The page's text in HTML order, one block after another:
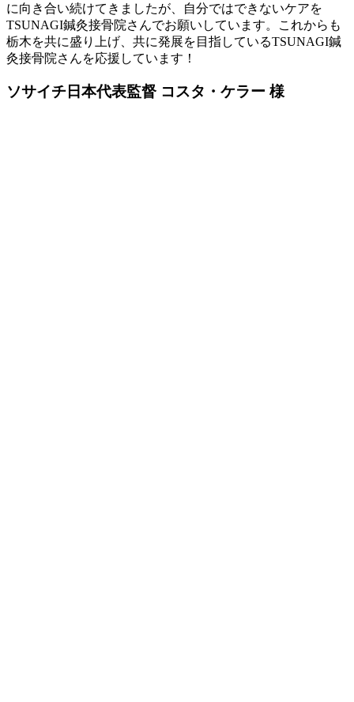
に向き合い続けてきましたが、自分ではできないケアを
TSUNAGI鍼灸接骨院さんでお願いしています。これからも
栃木を共に盛り上げ、共に発展を目指しているTSUNAGI鍼
灸接骨院さんを応援しています！
ソサイチ日本代表監督 コスタ・ケラー 様